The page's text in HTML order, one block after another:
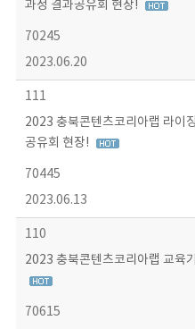
과정 결과공유회 현장!
70245
2023.06.20
111
2023 충북콘텐츠코리아랩 라이
공유회 현장!
70445
2023.06.13
110
2023 충북콘텐츠코리아랩 교육
70615